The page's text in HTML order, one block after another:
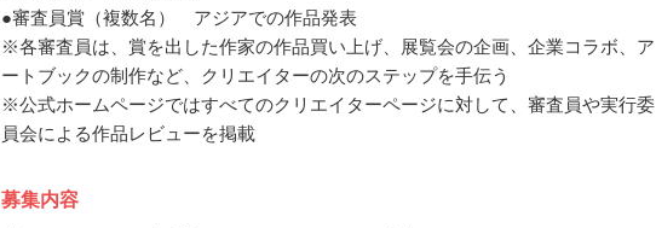
●審査員賞（複数名） アジアでの作品発表
※各審査員は、賞を出した作家の作品買い上げ、展覧会の企画、企業コラボ、ア
ートブックの制作など、クリエイターの次のステップを手伝う
※公式ホームページではすべてのクリエイターページに対して、審査員や実行委
員会による作品レビューを掲載
募集内容